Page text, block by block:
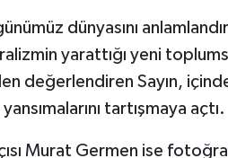
dünyasını
yarattığı yeni
değerlendiren Sayın,
tartışmaya açtı.
Murat Germen ise